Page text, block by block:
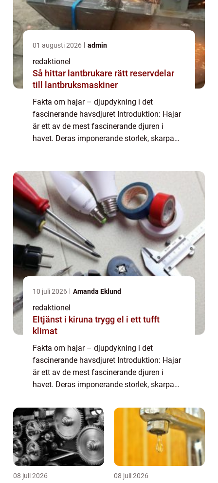
01 augusti 2026 admin
redaktionel
Så hittar lantbrukare rätt reservdelar
till lantbruksmaskiner
Fakta om hajar – djupdykning i det
fascinerande havsdjuret Introduktion: Hajar
är ett av de mest fascinerande djuren i
havet. Deras imponerande storlek, skarpa
10 juli 2026 Amanda Eklund
redaktionel
Eltjänst i kiruna trygg el i ett tufft
klimat
Fakta om hajar – djupdykning i det
fascinerande havsdjuret Introduktion: Hajar
är ett av de mest fascinerande djuren i
havet. Deras imponerande storlek, skarpa
gjort dem till både en gåta och en skrämse...
08 juli 2026 08 juli 2026